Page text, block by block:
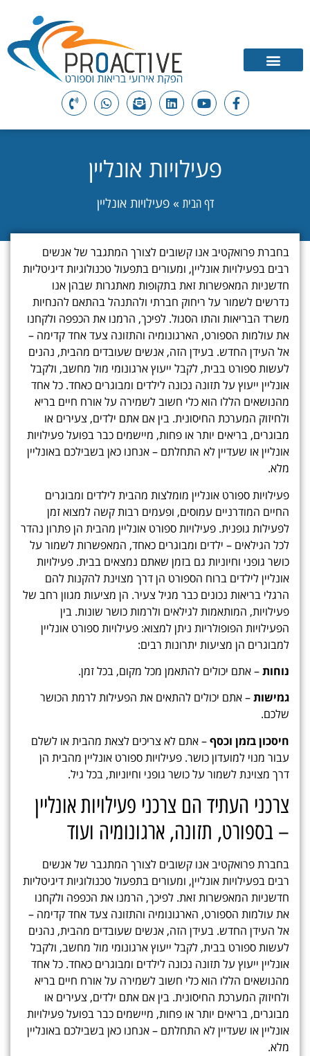
פעילויות אונליין
דף הבית »פעילויות אונליין
בחברת פרואקטיב אנו קשובים לצורך המתגבר של אנשים
רבים בפעילויות אונליין, ומעורים בתפעול טכנולוגיות דיגיטליות
חדשניות המאפשרות זאת בתקופות מאתגרות שבהן אנו
נדרשים לשמור על ריחוק חברתי ולהתנהל בהתאם להנחיות
משרד הבריאות והתו הסגול. לפיכך, הרמנו את הכפפה ולקחנו
את עולמות הספורט, הארגונומיה והתזונה צעד אחד קדימה –
אל העידן החדש. בעידן הזה, אנשים שעובדים מהבית, נהנים
לעשות ספורט בבית, לקבל ייעוץ ארגונומי מול מחשב, ולקבל
אונליין ייעוץ על תזונה נכונה לילדים ומבוגרים כאחד. כל אחד
מהנושאים הללו הוא כלי חשוב לשמירה על אורח חיים בריא
ולחיזוק המערכת החיסונית. בין אם אתם ילדים, צעירים או
מבוגרים, בריאים יותר או פחות, מיישמים כבר בפועל פעילויות
אונליין או שעדיין לא התחלתם – אנחנו כאן בשבילכם באונליין
מלא.
פעילויות ספורט אונליין מומלצות מהבית לילדים ומבוגרים
החיים המודרניים עמוסים, ופעמים רבות קשה למצוא זמן
לפעילות גופנית. פעילויות ספורט אונליין מהבית הן פתרון נהדר
לכל הגילאים – ילדים ומבוגרים כאחד, המאפשרות לשמור על
כושר גופני וחיוניות גם בזמן שאתם נמצאים בבית. פעילויות
אונליין לילדים ברוח הספורט הן דרך מצוינת להקנות להם
הרגלי בריאות נכונים כבר מגיל צעיר. הן מציעות מגוון רחב של
פעילויות, המותאמות לגילאים ולרמות כושר שונות. בין
הפעילויות הפופולריות ניתן למצוא: פעילויות ספורט אונליין
למבוגרים הן מציעות יתרונות רבים:
נוחות– אתם יכולים להתאמן מכל מקום, בכל זמן.
גמישות– אתם יכולים להתאים את הפעילות לרמת הכושר
שלכם.
חיסכון בזמן וכסף– אתם לא צריכים לצאת מהבית או לשלם
עבור מנוי למועדון כושר. פעילויות ספורט אונליין מהבית הן
דרך מצוינת לשמור על כושר גופני וחיוניות, בכל גיל.
צרכני העתיד הם צרכני פעילויות אונליין
– בספורט, תזונה, ארגונומיה ועוד
בחברת פרואקטיב אנו קשובים לצורך המתגבר של אנשים
רבים בפעילויות אונליין, ומעורים בתפעול טכנולוגיות דיגיטליות
חדשניות המאפשרות זאת. לפיכך, הרמנו את הכפפה ולקחנו
את עולמות הספורט, הארגונומיה והתזונה צעד אחד קדימה –
אל העידן החדש. בעידן הזה, אנשים שעובדים מהבית, נהנים
לעשות ספורט בבית, לקבל ייעוץ ארגונומי מול מחשב, ולקבל
אונליין ייעוץ על תזונה נכונה לילדים ומבוגרים כאחד. כל אחד
מהנושאים הללו הוא כלי חשוב לשמירה על אורח חיים בריא
ולחיזוק המערכת החיסונית. בין אם אתם ילדים, צעירים או
מבוגרים, בריאים יותר או פחות, מיישמים כבר בפועל פעילויות
אונליין או שעדיין לא התחלתם – אנחנו כאן בשבילכם באונליין
מלא.